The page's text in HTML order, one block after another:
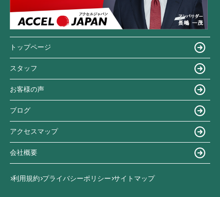
トップページ
スタッフ
お客様の声
ブログ
アクセスマップ
会社概要
利用規約 プライバシーポリシー サイトマップ